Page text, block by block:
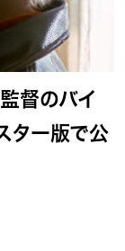
督のバイ
ター版で公